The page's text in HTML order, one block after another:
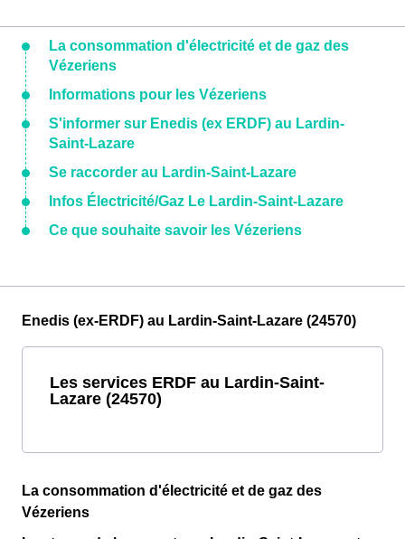
La consommation d'électricité et de gaz des
Vézeriens
Informations pour les Vézeriens
S'informer sur Enedis (ex ERDF) au Lardin-
Saint-Lazare
Se raccorder au Lardin-Saint-Lazare
Infos Électricité/Gaz Le Lardin-Saint-Lazare
Ce que souhaite savoir les Vézeriens
Enedis (ex-ERDF) au Lardin-Saint-Lazare (24570)
Les services ERDF au Lardin-Saint-
Lazare (24570)
La consommation d'électricité et de gaz des
Vézeriens